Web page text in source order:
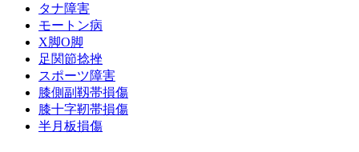
タナ障害
モートン病
X脚O脚
足関節捻挫
スポーツ障害
膝側副靱帯損傷
膝十字靭帯損傷
半月板損傷